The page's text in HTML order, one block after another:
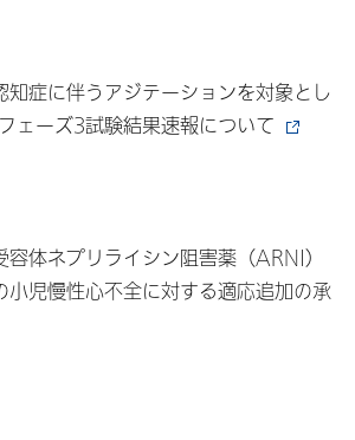
知症に伴うアジテーションを対象とし
ェーズ3試験結果速報について
体ネプリライシン阻害薬（ARNI）
小児慢性心不全に対する適応追加の承